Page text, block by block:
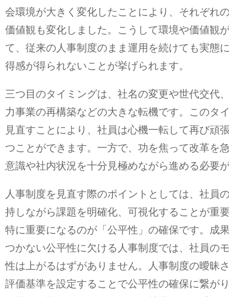
会環境が大きく変化したことにより、それぞれ
価値観も変化しました。こうして環境や価値観
て、従来の人事制度のまま運用を続けても実態
得感が得られないことが挙げられます。
三つ目のタイミングは、社名の変更や世代交代
力事業の再構築などの大きな転機です。このタ
見直すことにより、社員は心機一転して再び頑
つことができます。一方で、功を焦って改革を
意識や社内状況を十分見極めながら進める必要
人事制度を見直す際のポイントとしては、社員
持しながら課題を明確化、可視化することが重
特に重要になるのが「公平性」の確保です。成
つかない公平性に欠ける人事制度では、社員の
性は上がるはずがありません。人事制度の曖昧
評価基準を設定することで公平性の確保に繋が